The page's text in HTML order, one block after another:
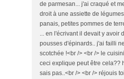
de parmesan... j'ai craqué et
droit à une assiette de
panais, petites pommes de
... en l'écrivant il devait y avoir
pousses d'épinards.. j'ai failli
scotchée !<br /> <br /> le
ceci explique peut être cela??
sais pas..<br /> <br /> réjouis